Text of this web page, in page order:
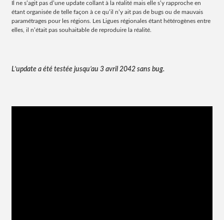
Il ne s’agit pas d’une update collant à la réalité mais elle s’y rapproche en
étant organisée de telle façon à ce qu’il n’y ait pas de bugs ou de mauvais
paramétrages pour les régions. Les Ligues régionales étant hétérogènes entre
elles, il n’était pas souhaitable de reproduire la réalité.
L’update a été testée jusqu’au 3 avril 2042 sans bug.